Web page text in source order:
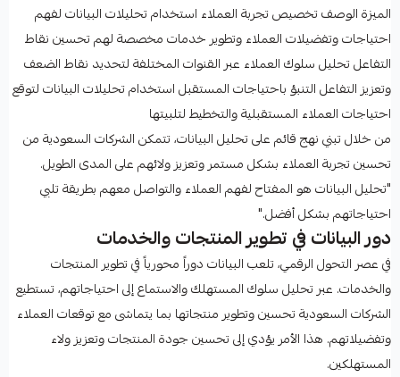
الميزة الوصف تخصيص تجربة العملاء استخدام تحليلات البيانات لفهم
احتياجات وتفضيلات العملاء وتطوير خدمات مخصصة لهم تحسين نقاط
التفاعل تحليل سلوك العملاء عبر القنوات المختلفة لتحديد نقاط الضعف
وتعزيز التفاعل التنبؤ باحتياجات المستقبل استخدام تحليلات البيانات لتوقع
احتياجات العملاء المستقبلية والتخطيط لتلبيتها
من خلال تبني نهج قائم على تحليل البيانات، تتمكن الشركات السعودية من
تحسين تجربة العملاء بشكل مستمر وتعزيز ولائهم على المدى الطويل.
"تحليل البيانات هو المفتاح لفهم العملاء والتواصل معهم بطريقة تلبي
احتياجاتهم بشكل أفضل."
دور البيانات في تطوير المنتجات والخدمات
في عصر التحول الرقمي، تلعب البيانات دوراً محورياً في تطوير المنتجات
والخدمات. عبر تحليل سلوك المستهلك والاستماع إلى احتياجاتهم، تستطيع
الشركات السعودية تحسين وتطوير منتجاتها بما يتماشى مع توقعات العملاء
وتفضيلاتهم. هذا الأمر يؤدي إلى تحسين جودة المنتجات وتعزيز ولاء
المستهلكين.